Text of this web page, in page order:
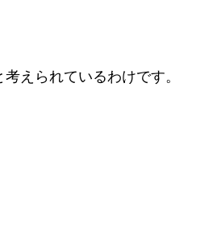
えられているわけです。